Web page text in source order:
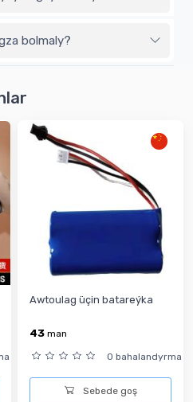
bolmaly?
Awtoulag üçin batareýka
43 man
0 bahalandyrma
Sebede goş